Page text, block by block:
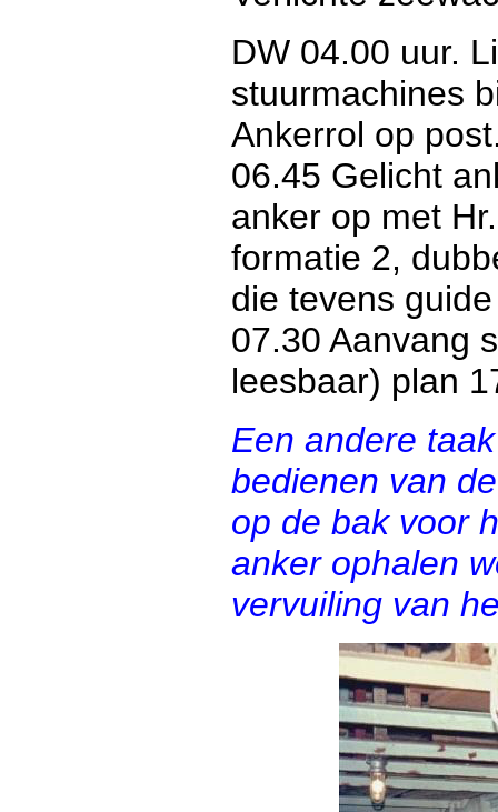
DW 04.00 uur.
stuurmachines
Ankerrol op
06.45 Gelicht
anker op met
formatie 2,
die tevens
07.30 Aanvang
leesbaar) plan
Een andere
bedienen van
op de bak voor
anker ophalen
vervuiling van